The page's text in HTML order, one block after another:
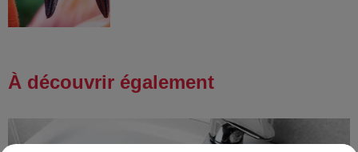
À découvrir également